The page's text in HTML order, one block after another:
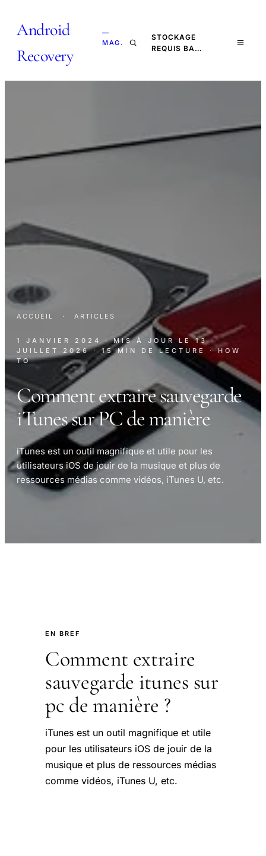
Android
Recovery
—
MAG.
STOCKAGE
REQUIS BA…
ACCUEIL · ARTICLES
1 JANVIER 2024 · MIS À JOUR LE13
JUILLET 2026 · 15 MIN DE LECTURE
· HOW
TO
Comment extraire sauvegarde
iTunes sur PC de manière
iTunes est un outil magnifique et utile pour les
utilisateurs iOS de jouir de la musique et plus de
ressources médias comme vidéos, iTunes U, etc.
EN BREF
Comment extraire
sauvegarde itunes sur
pc de manière ?
iTunes est un outil magnifique et utile
pour les utilisateurs iOS de jouir de la
musique et plus de ressources médias
comme vidéos, iTunes U, etc.